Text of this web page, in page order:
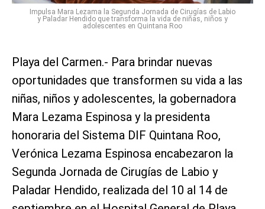
Impulsa Mara Lezama la Segunda Jornada de Cirugías de Labio
y Paladar Hendido que transforma la vida de niñas, niños y
adolescentes en Quintana Roo
Playa del Carmen.- Para brindar nuevas
oportunidades que transformen su vida a las
niñas, niños y adolescentes, la gobernadora
Mara Lezama Espinosa y la presidenta
honoraria del Sistema DIF Quintana Roo,
Verónica Lezama Espinosa encabezaron la
Segunda Jornada de Cirugías de Labio y
Paladar Hendido, realizada del 10 al 14 de